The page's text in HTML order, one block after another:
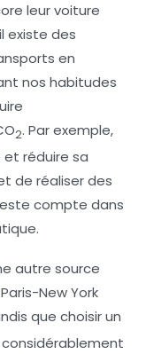
leurvoiture
existe des
en
nos habitudes
2. Par exemple,
réduire sa
de réaliser des
compte dans
autre source
New York
que choisir un